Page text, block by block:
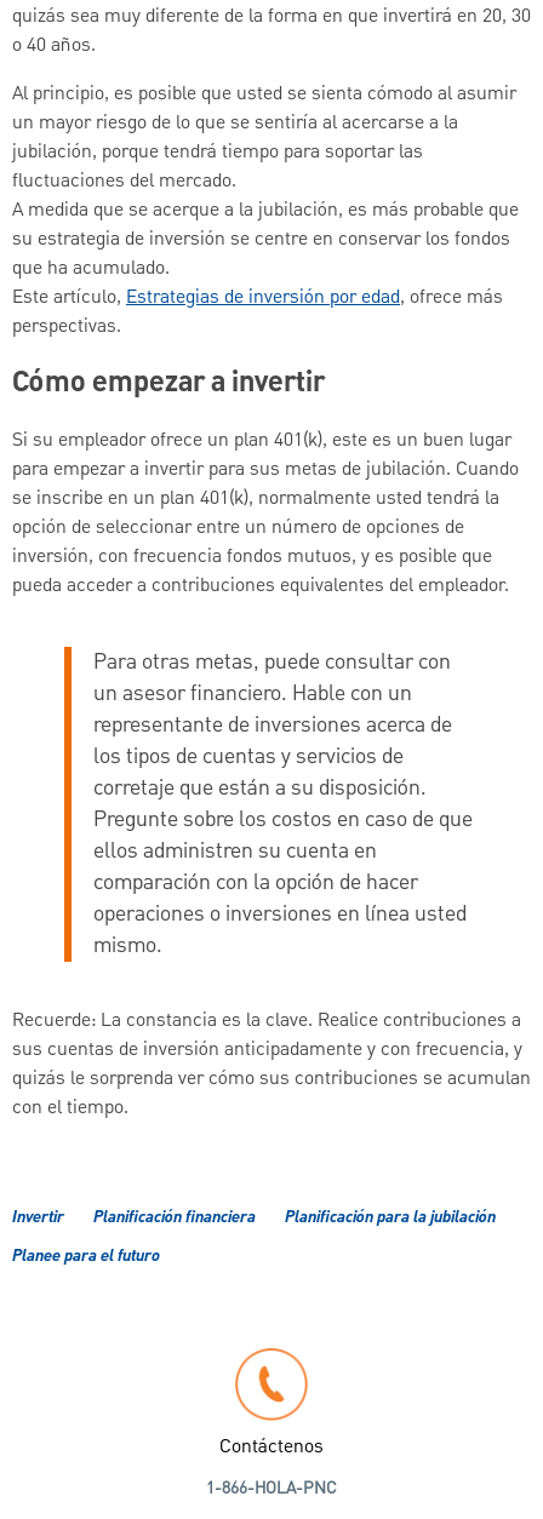
quizás sea muy diferente de la forma en que invertirá en 20, 30
o 40 años.
Al principio, es posible que usted se sienta cómodo al asumir
un mayor riesgo de lo que se sentiría al acercarse a la
jubilación, porque tendrá tiempo para soportar las
fluctuaciones del mercado.
A medida que se acerque a la jubilación, es más probable que
su estrategia de inversión se centre en conservar los fondos
que ha acumulado.
Este artículo, Estrategias de inversión por edad, ofrece más
perspectivas.
Cómo empezar a invertir
Si su empleador ofrece un plan 401(k), este es un buen lugar
para empezar a invertir para sus metas de jubilación. Cuando
se inscribe en un plan 401(k), normalmente usted tendrá la
opción de seleccionar entre un número de opciones de
inversión, con frecuencia fondos mutuos, y es posible que
pueda acceder a contribuciones equivalentes del empleador.
Para otras metas, puede consultar con
un asesor financiero. Hable con un
representante de inversiones acerca de
los tipos de cuentas y servicios de
corretaje que están a su disposición.
Pregunte sobre los costos en caso de que
ellos administren su cuenta en
comparación con la opción de hacer
operaciones o inversiones en línea usted
mismo.
Recuerde: La constancia es la clave. Realice contribuciones a
sus cuentas de inversión anticipadamente y con frecuencia, y
quizás le sorprenda ver cómo sus contribuciones se acumulan
con el tiempo.
Invertir Planificación financiera
Planificación para la jubilación
Planee para el futuro
Contáctenos
1-866-HOLA-PNC